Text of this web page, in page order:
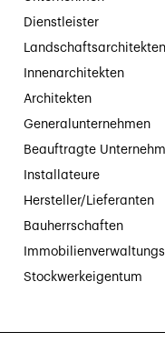
Dienstleister
Landschaftsarchitekten
Innenarchitekten
Architekten
Generalunternehmen
Beauftragte
Installateure
Hersteller/Lieferanten
Bauherrschaften
Stockwerkeigentum